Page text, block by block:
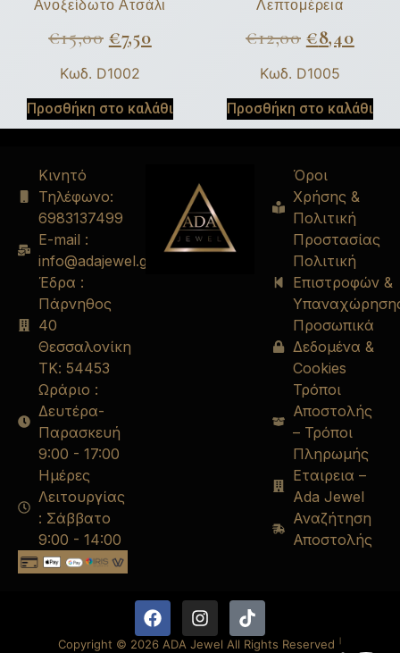
Ανοξείδωτο Ατσάλι
€15,00 €7,50
Κωδ. D1002
Προσθήκη στο καλάθι
Λεπτομέρεια
€12,00 €8,40
Κωδ. D1005
Προσθήκη στο καλάθι
Κινητό
Τηλέφωνο:
6983137499
E-mail :
info@adajewel.gr
Έδρα :
Πάρνηθος
40
Θεσσαλονίκη
ΤΚ: 54453
Ωράριο :
Δευτέρα-
Παρασκευή
9:00 - 17:00
Ημέρες
Λειτουργίας
: Σάββατο
9:00 - 14:00
Όροι
Χρήσης &
Πολιτική
Προστασίας
Πολιτική
Επιστροφών &
Προσωπικά
Δεδομένα &
Cookies
Τρόποι
Αποστολής
– Τρόποι
Πληρωμής
Εταιρεια –
Ada Jewel
Αναζήτηση
Αποστολής
Copyright © 2026 ADA Jewel All Rights Reserved. |